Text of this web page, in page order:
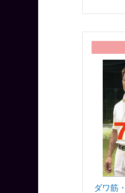
ダワ筋